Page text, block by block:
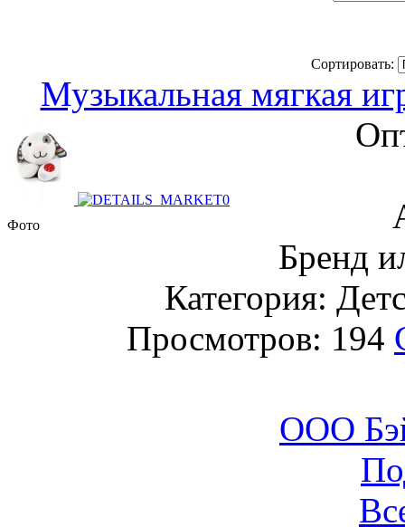
Сортировать:
Музыкальная мягкая
Фото
Бренд
Категория:
Просмотров: 194
ООО